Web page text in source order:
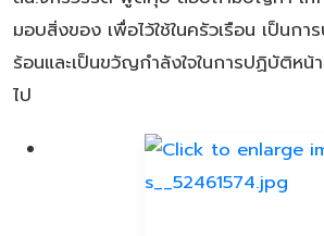
มอบสิ่งของ เพื่อไว้ใช้ในครัวเรือน เป็นกา
ร้อนและเป็นขวัญกำลังใจในการปฏิบัติหน้
ไป